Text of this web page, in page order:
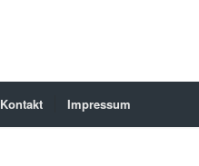
Kontakt Impressum